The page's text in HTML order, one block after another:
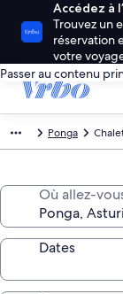
Accédez à
Trouvez un
réservation
votre
Passer au contenu
Ponga
Où allez-
Dates